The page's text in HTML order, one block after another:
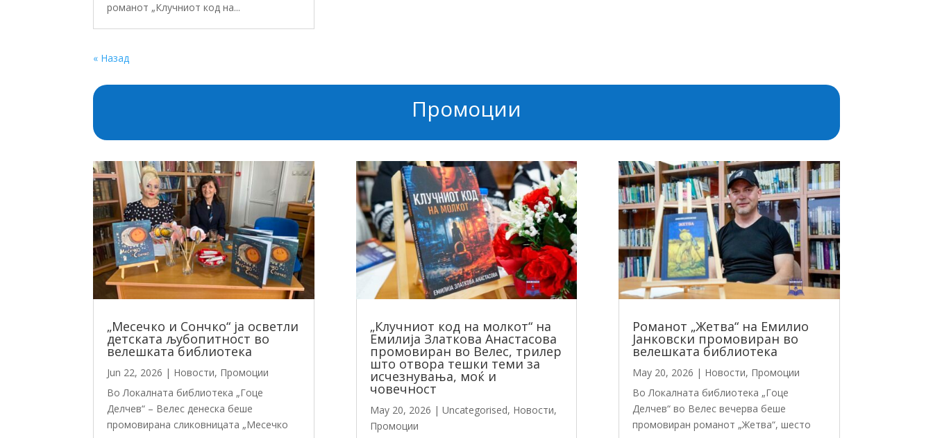
романот „Клучниот код на...
« Назад
Промоции
„Месечко и Сончко“ ја осветли
детската љубопитност во
велешката библиотека
Jun 22, 2026 | Новости, Промоции
Во Локалната библиотека „Гоце
Делчев“ – Велес денеска беше
промовирана сликовницата „Месечко
„Клучниот код на молкот“ на
Емилија Златкова Анастасова
промовиран во Велес, трилер
што отвора тешки теми за
исчезнувања, моќ и
човечност
May 20, 2026 | Uncategorised, Новости,
Промоции
Романот „Жетва“ на Емилио
Јанковски промовиран во
велешката библиотека
May 20, 2026 | Новости, Промоции
Во Локалната библиотека „Гоце
Делчев“ во Велес вечерва беше
промовиран романот „Жетва“, шесто